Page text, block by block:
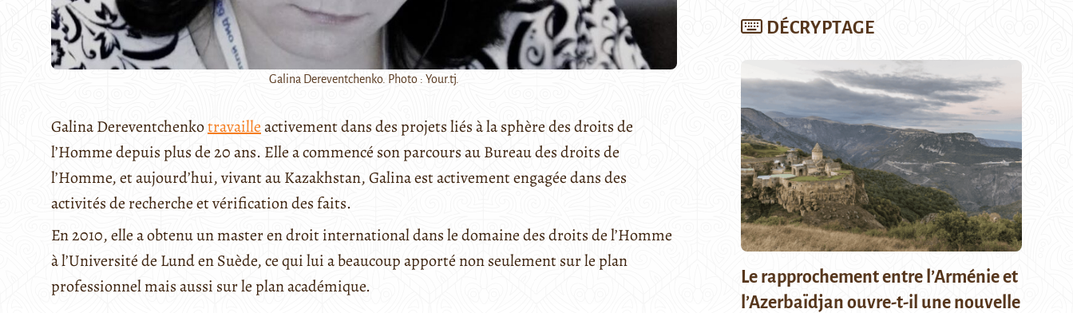
Galina Dereventchenko. Photo : Your.tj.
Galina Dereventchenkotravailleactivement dans des projets liés à la sphère des droits de
l’Homme depuis plus de 20 ans. Elle a commencé son parcours au Bureau des droits de
l’Homme, et aujourd’hui, vivant au Kazakhstan, Galina est activement engagée dans des
activités de recherche et vérification des faits.
En 2010, elle a obtenu un master en droit international dans le domaine des droits de l’Homme
à l’Université de Lund en Suède, ce qui lui a beaucoup apporté non seulement sur le plan
professionnel mais aussi sur le plan académique.
DÉCRYPTAGE
Le rapprochement entre l’Arménie et
l’Azerbaïdjan ouvre-t-il une nouvelle